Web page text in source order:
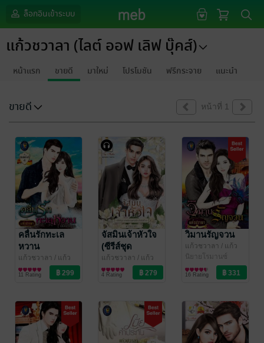
ล็อกอินเข้าระบบ
แก้วชวาลา (ไลต์ ออฟ เลิฟ บุ๊คส์)
หน้าแรก ขายดี มาใหม่ โปรโมชัน ฟรีกระจาย แนะนำ
ขายดี หน้าที่ 1
คลื่นรักทะเล
หวาน
แก้วชวาลา / แก้ว
ชวาลา (ไลต์ ออฟ
เลิฟ บุ๊คส์)
นิยายโรมานซ์
11 Rating
จัสมินเจ้าหัวใจ
(ซีรีส์ชุด
เทพนิยายแห่ง
รัก ลำดับที่ 4)
(หนังสือเสียง)
แก้วชวาลา / แก้ว
ชวาลา (ไลต์ ออฟ
เลิฟ บุ๊คส์)
นิยายโรมานซ์
4 Rating
วิมานรัญจวน
แก้วชวาลา / แก้ว
ชวาลา (ไลต์ ออฟ
เลิฟ บุ๊คส์)
นิยายโรมานซ์
16 Rating